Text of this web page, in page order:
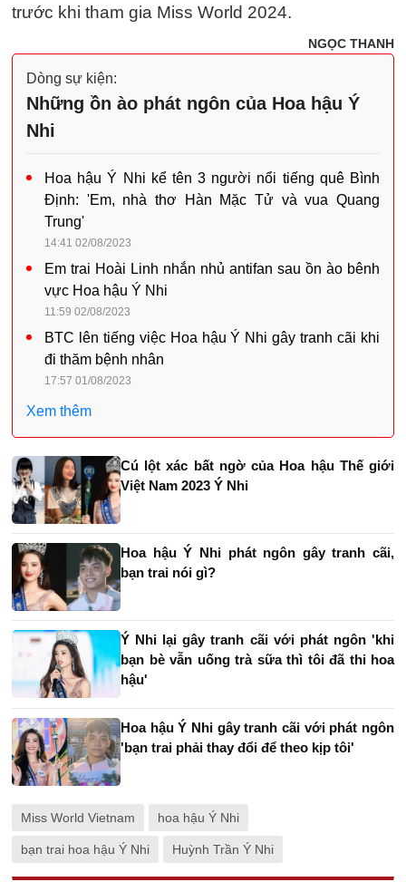
trước khi tham gia Miss World 2024.
NGỌC THANH
Dòng sự kiện:
Những ồn ào phát ngôn của Hoa hậu Ý
Nhi
Hoa hậu Ý Nhi kể tên 3 người nổi tiếng quê Bình
Định: 'Em, nhà thơ Hàn Mặc Tử và vua Quang
Trung'
14:41 02/08/2023
Em trai Hoài Linh nhắn nhủ antifan sau ồn ào bênh
vực Hoa hậu Ý Nhi
11:59 02/08/2023
BTC lên tiếng việc Hoa hậu Ý Nhi gây tranh cãi khi
đi thăm bệnh nhân
17:57 01/08/2023
Xem thêm
Cú lột xác bất ngờ của Hoa hậu Thế giới
Việt Nam 2023 Ý Nhi
Hoa hậu Ý Nhi phát ngôn gây tranh cãi,
bạn trai nói gì?
Ý Nhi lại gây tranh cãi với phát ngôn 'khi
bạn bè vẫn uống trà sữa thì tôi đã thi hoa
hậu'
Hoa hậu Ý Nhi gây tranh cãi với phát ngôn
'bạn trai phải thay đổi để theo kịp tôi'
Miss World Vietnam hoa hậu Ý Nhi
bạn trai hoa hậu Ý Nhi Huỳnh Trần Ý Nhi